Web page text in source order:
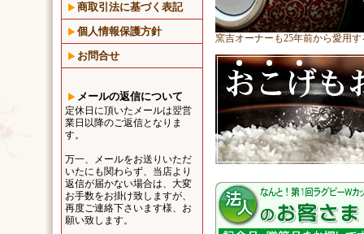
商取引法に基づく表記
個人情報保護方針
お問合せ
メールの返信について
定休日に頂いたメールは翌営
業日以降のご返信となりま
す。
万一、メールをお送りいただ
いたにも関わらず、当店より
返信が届かない場合は、大変
お手数をお掛け致しますが、
再度ご連絡下さいます様、お
願い致します。
窯吉オーナーも25年前から愛用